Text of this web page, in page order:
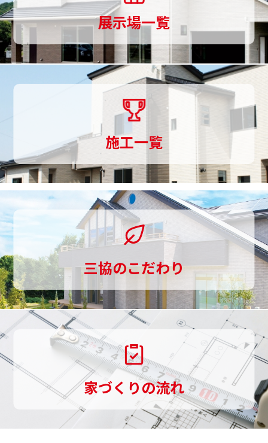
ら
家
づ
く
で
一
貫
し
て
お
手
し
展示場一覧
施工一覧
三協のこだわり
家づくりの流れ